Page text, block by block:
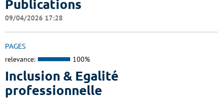
Publications
09/04/2026 17:28
PAGES
relevance: 100%
Inclusion & Egalité
professionnelle